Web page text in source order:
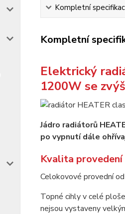
Kompletní
Kompletní
Elektrický
1200W se
Jádro radiátorů
po vypnutí dále
Kvalita provedení
Celokovové provední
Topné cihly v celé
nejsou vystaveny